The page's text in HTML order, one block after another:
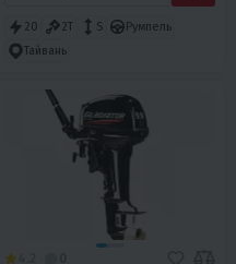
20 2T S
Румпель
Тайвань